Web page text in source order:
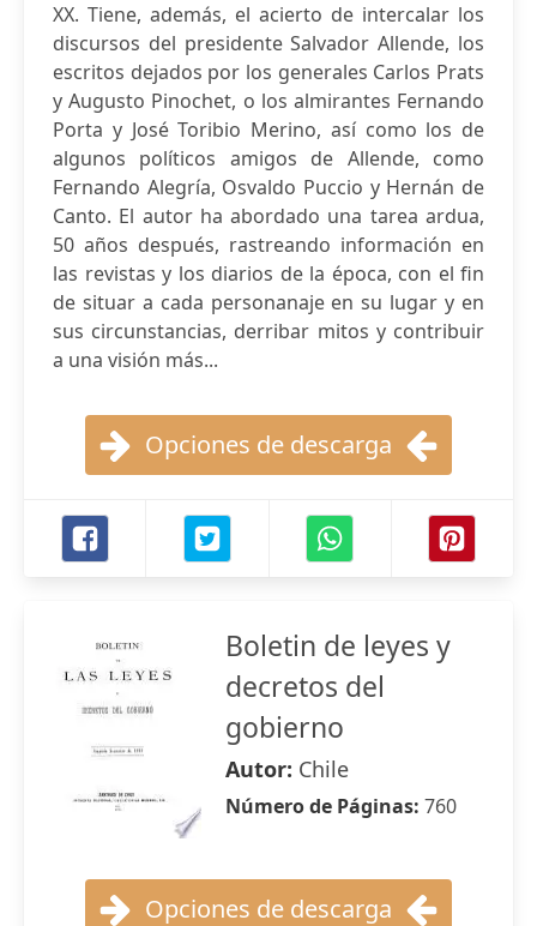
XX. Tiene, además, el acierto de intercalar los
discursos del presidente Salvador Allende, los
escritos dejados por los generales Carlos Prats
y Augusto Pinochet, o los almirantes Fernando
Porta y José Toribio Merino, así como los de
algunos políticos amigos de Allende, como
Fernando Alegría, Osvaldo Puccio y Hernán de
Canto. El autor ha abordado una tarea ardua,
50 años después, rastreando información en
las revistas y los diarios de la época, con el fin
de situar a cada personanaje en su lugar y en
sus circunstancias, derribar mitos y contribuir
a una visión más...
Opciones de descarga
Boletin de leyes y
decretos del
gobierno
Autor: Chile
Número de Páginas: 760
Opciones de descarga